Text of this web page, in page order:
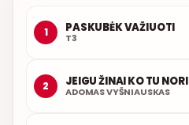
1 PASKUBĖK VAŽIUOTI
T3
2 JEIGU ŽINAI KO TU NORI
ADOMAS VYŠNIAUSKAS